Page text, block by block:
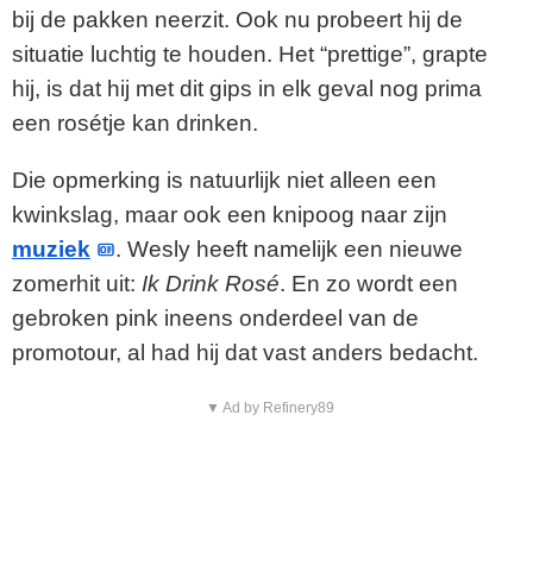
bij de pakken neerzit. Ook nu probeert hij de
situatie luchtig te houden. Het “prettige”, grapte
hij, is dat hij met dit gips in elk geval nog prima
een rosétje kan drinken.
Die opmerking is natuurlijk niet alleen een
kwinkslag, maar ook een knipoog naar zijn
muziek
. Wesly heeft namelijk een nieuwe
zomerhit uit: Ik Drink Rosé. En zo wordt een
gebroken pink ineens onderdeel van de
promotour, al had hij dat vast anders bedacht.
▼ Ad by Refinery89